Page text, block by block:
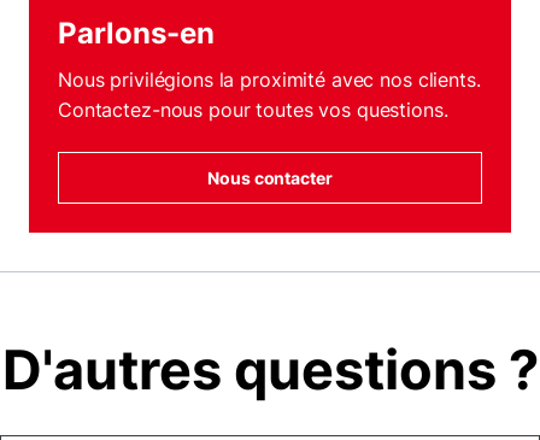
Parlons-en
Nous privilégions la proximité avec nos clients.
Contactez-nous pour toutes vos questions.
Nous contacter
D'autres questions ?